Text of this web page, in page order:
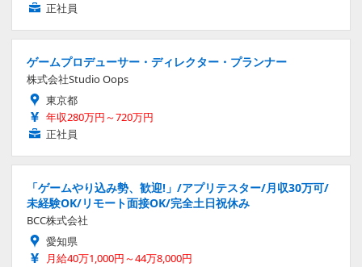
正社員
ゲームプロデューサー・ディレクター・プランナー
株式会社Studio Oops
東京都
年収280万円～720万円
正社員
「ゲームやり込み勢、歓迎!」/アプリテスター/月収30万可/
未経験OK/リモート面接OK/完全土日祝休み
BCC株式会社
愛知県
月給40万1,000円～44万8,000円